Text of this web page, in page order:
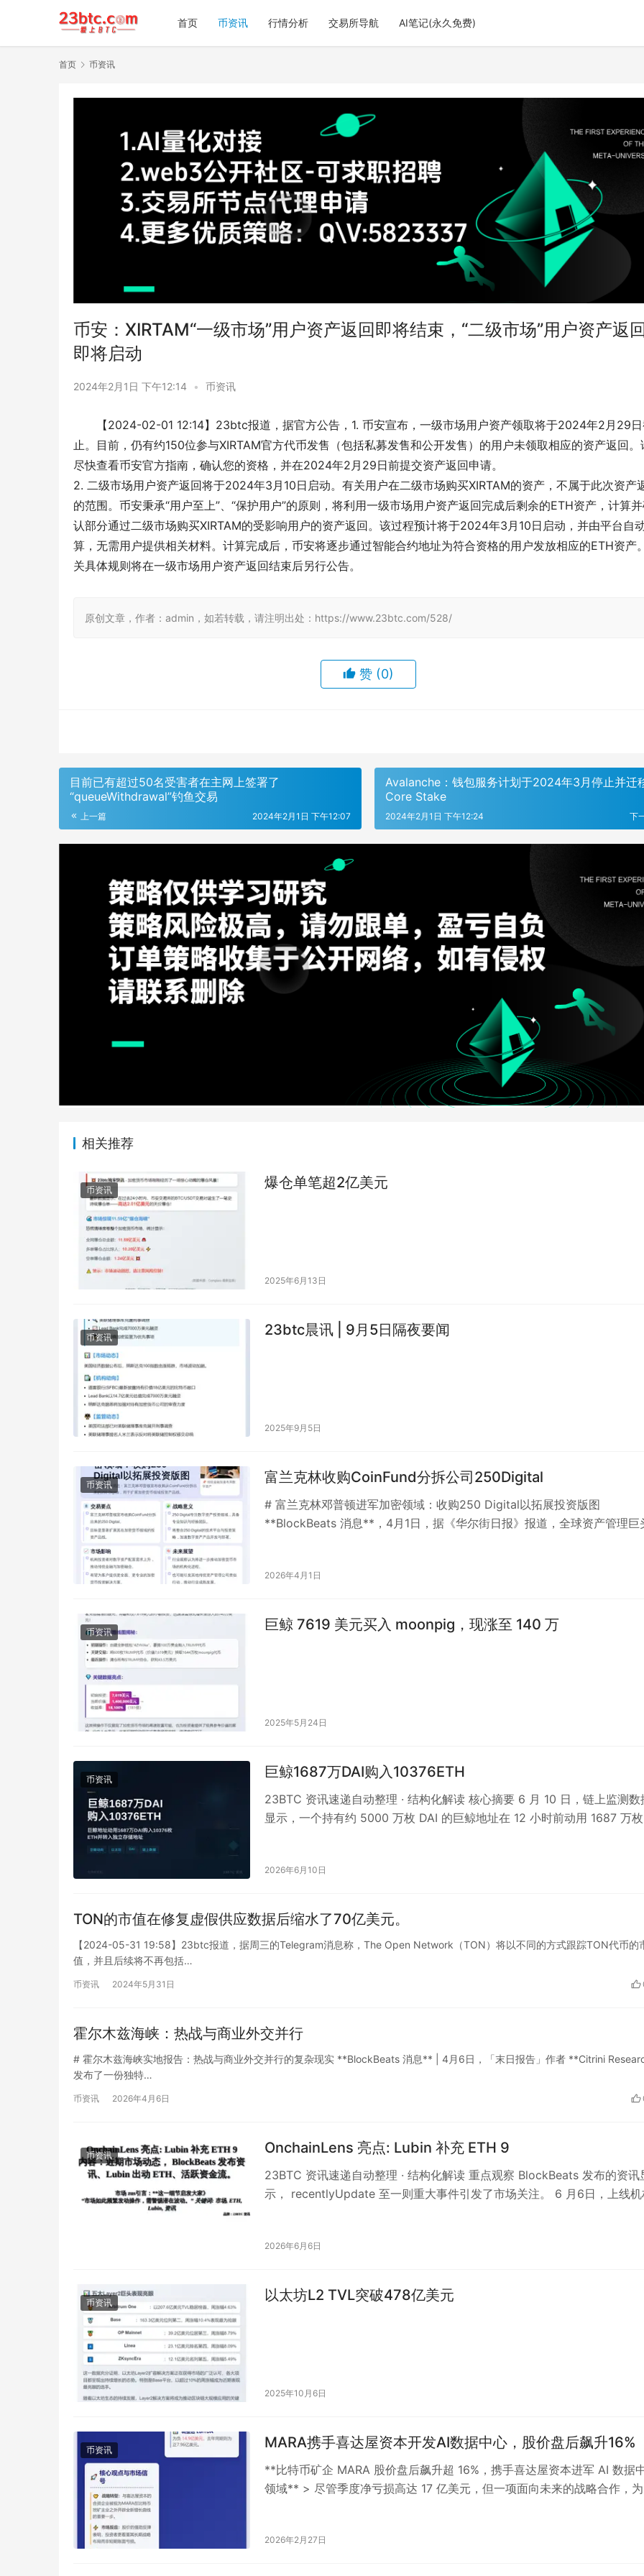
首页 币资讯 行情分析 交易所导航 AI笔记(永久免费)
首页 币资讯
币安：XIRTAM“一级市场”用户资产返回即将结束，“二级市场”用户资产返
即将启动
2024年2月1日 下午12:14 • 币资讯
【2024-02-01 12:14】23btc报道，据官方公告，1. 币安宣布，一级市场用户资产领取将于2024年2月29
止。目前，仍有约150位参与XIRTAM官方代币发售（包括私募发售和公开发售）的用户未领取相应的资产返回。
尽快查看币安官方指南，确认您的资格，并在2024年2月29日前提交资产返回申请。
2. 二级市场用户资产返回将于2024年3月10日启动。有关用户在二级市场购买XIRTAM的资产，不属于此次资产
的范围。币安秉承“用户至上”、“保护用户”的原则，将利用一级市场用户资产返回完成后剩余的ETH资产，计算
认部分通过二级市场购买XIRTAM的受影响用户的资产返回。该过程预计将于2024年3月10日启动，并由平台自
算，无需用户提供相关材料。计算完成后，币安将逐步通过智能合约地址为符合资格的用户发放相应的ETH资产
关具体规则将在一级市场用户资产返回结束后另行公告。
原创文章，作者：admin，如若转载，请注明出处：https://www.23btc.com/528/
赞 (0)
目前已有超过50名受害者在主网上签署了
“queueWithdrawal”钓鱼交易
上一篇 2024年2月1日 下午12:07
Avalanche：钱包服务计划于2024年3月停止并迁
Core Stake
下
2024年2月1日 下午12:24
相关推荐
币资讯 爆仓单笔超2亿美元
2025年6月13日
币资讯 23btc晨讯 | 9月5日隔夜要闻
2025年9月5日
币资讯 富兰克林收购CoinFund分拆公司250Digital
# 富兰克林邓普顿进军加密领域：收购250 Digital以拓展投资版图
**BlockBeats 消息**，4月1日，据《华尔街日报》报道，全球资产管理巨
2026年4月1日
币资讯 巨鲸 7619 美元买入 moonpig，现涨至 140 万
2025年5月24日
币资讯 巨鲸1687万DAI购入10376ETH
23BTC 资讯速递自动整理 · 结构化解读 核心摘要 6 月 10 日，链上监测数
显示，一个持有约 5000 万枚 DAI 的巨鲸地址在 12 小时前动用 1687 万枚
2026年6月10日
TON的市值在修复虚假供应数据后缩水了70亿美元。
【2024-05-31 19:58】23btc报道，据周三的Telegram消息称，The Open Network（TON）将以不同的方式跟踪TON代币的
值，并且后续将不再包括…
币资讯 2024年5月31日
霍尔木兹海峡：热战与商业外交并行
# 霍尔木兹海峡实地报告：热战与商业外交并行的复杂现实 **BlockBeats 消息** | 4月6日，「末日报告」作者 **Citrini
发布了一份独特…
币资讯 2026年4月6日
币资讯 OnchainLens 亮点: Lubin 补充 ETH 9
23BTC 资讯速递自动整理 · 结构化解读 重点观察 BlockBeats 发布的资讯
示， recentlyUpdate 至一则重大事件引发了市场关注。 6 月6日，上线
2026年6月6日
币资讯 以太坊L2 TVL突破478亿美元
2025年10月6日
币资讯 MARA携手喜达屋资本开发AI数据中心，股价盘后飙升16%
**比特币矿企 MARA 股价盘后飙升超 16%，携手喜达屋资本进军 AI 数据
领域** > 尽管季度净亏损高达 17 亿美元，但一项面向未来的战略合作，
2026年2月27日